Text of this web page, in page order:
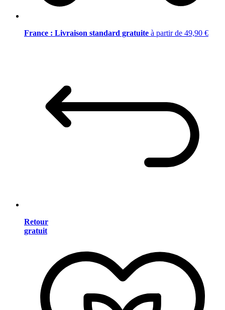
France : Livraison standard gratuite à partir de 49,90 €
Retour
gratuit